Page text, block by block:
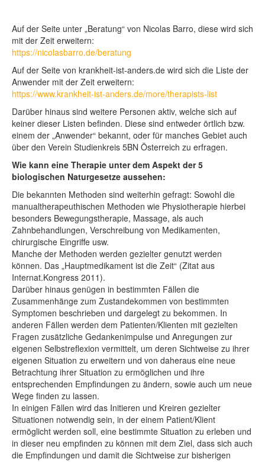
Auf der Seite unter „Beratung“ von Nicolas Barro, diese wird sich
mit der Zeit erweitern:
https://nicolasbarro.de/beratung
Auf der Seite von krankheit-ist-anders.de wird sich die Liste der
Anwender mit der Zeit erweitern:
https://www.krankheit-ist-anders.de/more/therapists-list
Darüber hinaus sind weitere Personen aktiv, welche sich auf
keiner dieser Listen befinden. Diese sind entweder örtlich bzw.
einem der „Anwender“ bekannt, oder für manches Gebiet auch
über den Verein Studienkreis 5BN Österreich zu erfragen.
Wie kann eine Therapie unter dem Aspekt der 5
biologischen Naturgesetze aussehen:
Die bekannten Methoden sind weiterhin gefragt: Sowohl die
manualtherapeuthischen Methoden wie Physiotherapie hierbei
besonders Bewegungstherapie, Massage, als auch
Zahnbehandlungen, Verschreibung von Medikamenten,
chirurgische Eingriffe usw.
Manche der Methoden werden gezielter genutzt werden
können. Das „Hauptmedikament ist die Zeit“ (Zitat aus
Internat.Kongress 2011).
Darüber hinaus genügen in bestimmten Fällen die
Zusammenhänge zum Zustandekommen von bestimmten
Symptomen beschrieben und dargelegt zu bekommen. In
anderen Fällen werden dem Patienten/Klienten mit gezielten
Fragen zusätzliche Gedankenimpulse und Anregungen zur
eigenen Selbstreflexion vermittelt, um deren Sichtweise zu ihrer
eigenen Situation zu erweitern und von daheraus eine neue
Betrachtung ihrer Situation zu ermöglichen und ihre
entsprechenden Empfindungen zu ändern, sowie auch um neue
Wege finden zu lassen.
In einigen Fällen wird das Initieren und Kreiren gezielter
Situationen notwendig sein, in der einem Patient/Klient
ermöglicht werden soll, eine bestimmte Situation zu erleben und
in dieser neu empfinden zu können mit dem Ziel, dass sich auch
die Empfindungen und damit die Sichtweise zur bisherigen